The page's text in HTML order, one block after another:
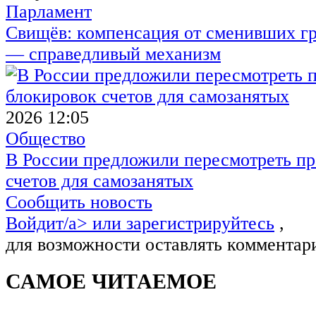
Парламент
Свищёв: компенсация от сменивших
— справедливый механизм
2026 12:05
Общество
В России предложили пересмотреть
счетов для самозанятых
Сообщить новость
Войдит/a> или зарегистрируйтесь ,
для возможности оставлять
САМОЕ ЧИТАЕМОЕ